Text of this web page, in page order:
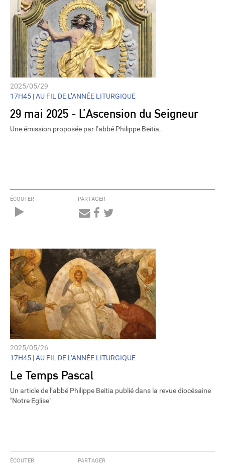
2025/05/29
17H45 |AU FIL DE L’ANNÉE LITURGIQUE
29 mai 2025 - L’Ascension du Seigneur
Une émission proposée par l’abbé Philippe Beitia.
ÉCOUTER PARTAGER
2025/05/26
17H45 |AU FIL DE L’ANNÉE LITURGIQUE
Le Temps Pascal
Un article de l’abbé Philippe Beitia publié dans la revue diocésaine
"Notre Eglise"
ÉCOUTER PARTAGER